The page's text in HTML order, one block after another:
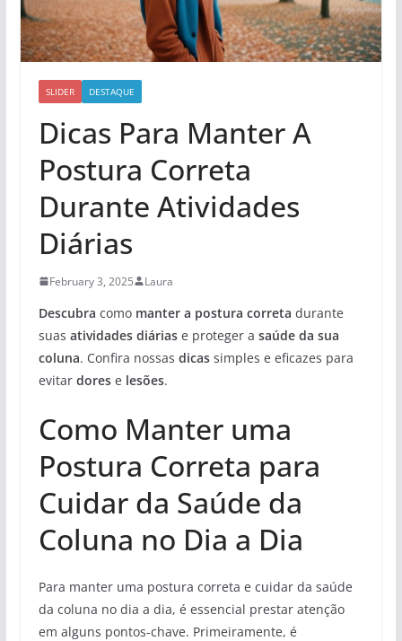
SLIDER DESTAQUE
Dicas Para Manter A
Postura Correta
Durante Atividades
Diárias
February 3, 2025 Laura
Descubra como manter a postura correta durante
suas atividades diáriase proteger a saúde da sua
coluna. Confira nossas dicassimples e eficazes para
evitar dorese lesões.
Como Manter uma
Postura Correta para
Cuidar da Saúde da
Coluna no Dia a Dia
Para manter uma postura correta e cuidar da saúde
da coluna no dia a dia, é essencial prestar atenção
em alguns pontos-chave. Primeiramente, é